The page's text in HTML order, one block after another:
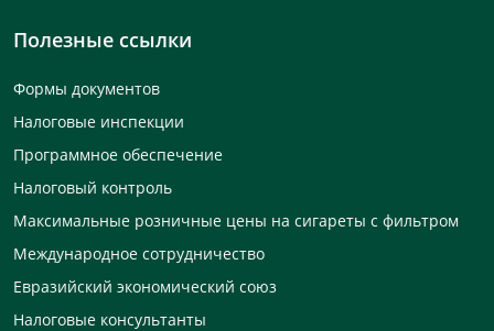
Полезные ссылки
Формы документов
Налоговые инспекции
Программное обеспечение
Налоговый контроль
Максимальные розничные цены на сигареты с фильтром
Международное сотрудничество
Евразийский экономический союз
Налоговые консультанты